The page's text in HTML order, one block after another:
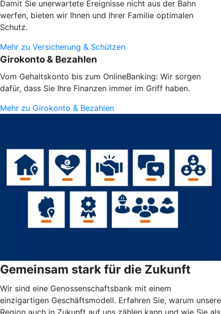
Damit Sie unerwartete Ereignisse nicht aus der Bahn
werfen, bieten wir Ihnen und Ihrer Familie optimalen
Schutz.
Mehr zu Versicherung & Schützen
Girokonto & Bezahlen
Vom Gehaltskonto bis zum OnlineBanking: Wir sorgen
dafür, dass Sie Ihre Finanzen immer im Griff haben.
Mehr zu Girokonto & Bezahlen
Gemeinsam stark für die Zukunft
Wir sind eine Genossenschaftsbank mit einem
einzigartigen Geschäftsmodell. Erfahren Sie, warum unsere